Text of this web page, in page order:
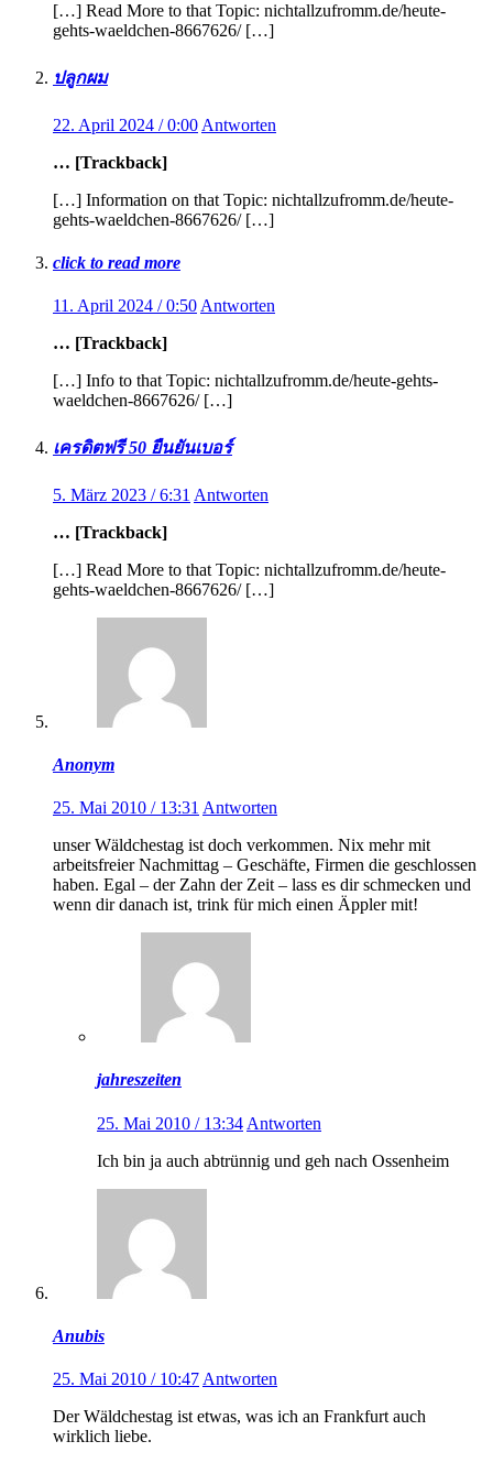
[…] Read More to that Topic: nichtallzufromm.de/heute-
gehts-waeldchen-8667626/ […]
ปลูกผม
22. April 2024 / 0:00 Antworten
… [Trackback]
[…] Information on that Topic: nichtallzufromm.de/heute-
gehts-waeldchen-8667626/ […]
click to read more
11. April 2024 / 0:50 Antworten
… [Trackback]
[…] Info to that Topic: nichtallzufromm.de/heute-gehts-
waeldchen-8667626/ […]
เครดิตฟรี 50 ยืนยันเบอร์
5. März 2023 / 6:31 Antworten
… [Trackback]
[…] Read More to that Topic: nichtallzufromm.de/heute-
gehts-waeldchen-8667626/ […]
Anonym
25. Mai 2010 / 13:31 Antworten
unser Wäldchestag ist doch verkommen. Nix mehr mit
arbeitsfreier Nachmittag – Geschäfte, Firmen die geschlossen
haben. Egal – der Zahn der Zeit – lass es dir schmecken und
wenn dir danach ist, trink für mich einen Äppler mit!
jahreszeiten
25. Mai 2010 / 13:34 Antworten
Ich bin ja auch abtrünnig und geh nach Ossenheim
Anubis
25. Mai 2010 / 10:47 Antworten
Der Wäldchestag ist etwas, was ich an Frankfurt auch
wirklich liebe.